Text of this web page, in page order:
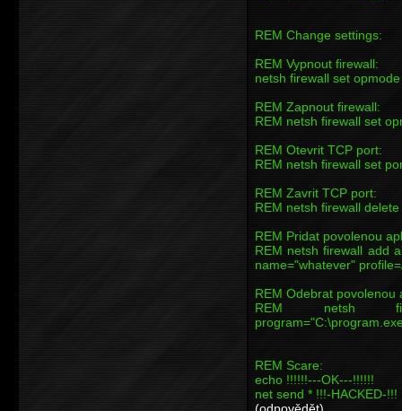
REM Change settings:
REM Vypnout firewall:
netsh firewall set
REM Zapnout firewall:
REM netsh firewall set
REM Otevrit TCP port:
REM netsh firewall set
REM Zavrit TCP port:
REM netsh firewall
REM Pridat povolenou
REM netsh firewall add
name="whatever"
REM Odebrat povolenou
REM netsh
REM Scare:
echo !!!!!!---OK---!!!!!!
net send * !!!-HACKED-!!!
(odpovědět)